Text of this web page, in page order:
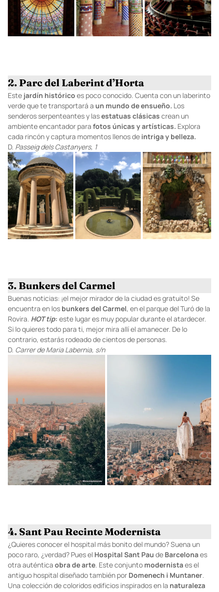
2. Parc del Laberint d’Horta
Este jardín histórico es poco conocido. Cuenta con un laberinto
verde que te transportará a un mundo de ensueño. Los
senderos serpenteantes y lasestatuas clásicas crean un
ambiente encantador para fotos únicas y artísticas. Explora
cada rincón y captura momentos llenos de intriga y belleza.
D. Passeig dels Castanyers, 1
3. Bunkers del Carmel
Buenas noticias: ¡el mejor mirador de la ciudad es gratuito! Se
encuentra en los bunkers del Carmel, en el parque del Turó de la
Rovira. HOT tip: este lugar es muy popular durante el atardecer.
Si lo quieres todo para ti, mejor mira allí el amanecer. De lo
contrario, estarás rodeado de cientos de personas.
D. Carrer de Maria Labernia, s/n
4. Sant Pau Recinte Modernista
¿Quieres conocer el hospital más bonito del mundo? Suena un
poco raro, ¿verdad? Pues el Hospital Sant Pau de Barcelonaes
otra auténtica obradearte. Este conjunto modernistaes el
antiguo hospital diseñado también por Domenech i Muntaner.
Una colección de coloridos edificios inspirados en la naturaleza